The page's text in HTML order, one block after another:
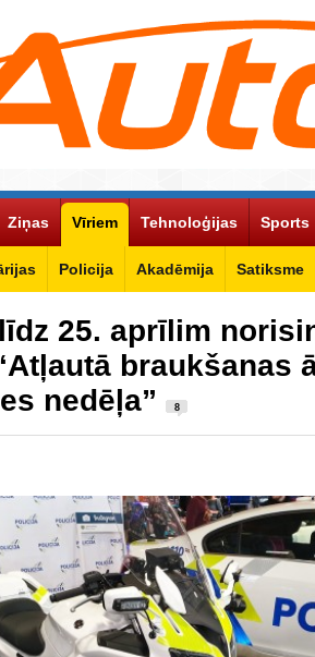
Ziņas Vīriem
Policija Akadēmija Satiksme
Tehnoloģijas Sports
25. aprīlim
braukšanas
nedēļa”
8